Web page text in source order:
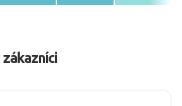
zákazníci